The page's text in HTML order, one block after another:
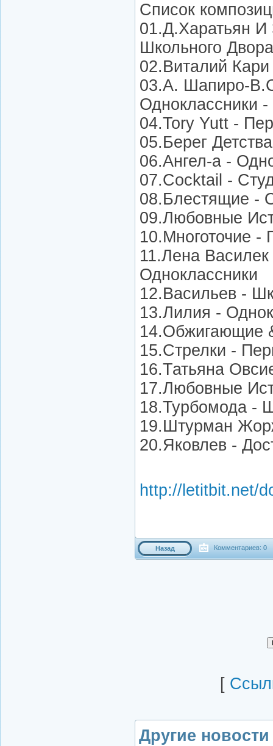
Список
01.Д.Харатьян
Школьного
02.Виталий
03.А. Шапиро-
Одноклассники
04.Tory Yutt -
05.Берег
06.Ангел-а -
07.Cocktail -
08.Блестящие -
09.Любовные
10.Многоточие
11.Лена
Одноклассники
12.Васильев -
13.Лилия -
14.Обжигающие
15.Стрелки -
16.Татьяна
17.Любовные
18.Турбомода -
19.Штурман
20.Яковлев -
http://letitbit.net/
Назад Комментариев: 0
[
Другие